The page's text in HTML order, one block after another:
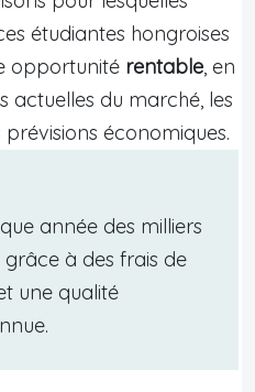
étudiantes hongroises
opportunité rentable, en
actuelles du marché, les
économiques.
année des milliers
grâce à des frais de
une qualité